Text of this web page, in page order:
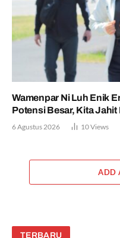
Wamenpar Ni Luh Enik
Potensi Besar, Kita Jahit
6 Agustus 2026 10Views
ADD
TERBARU